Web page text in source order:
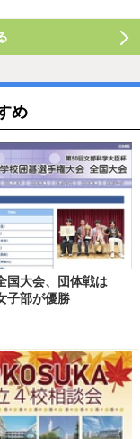
め
国大会、団体戦は
子部が優勝